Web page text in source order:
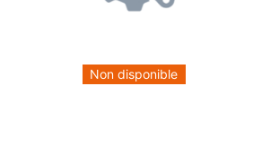
Non disponible